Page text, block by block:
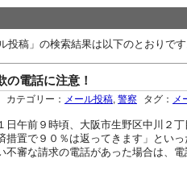
投稿」の検索結果は以下のとおりです
の電話に注意！
カテゴリー： メール投稿 警察 タグ： メ
午前９時頃、大阪市生野区中川２
措置で９０％は返ってきます」といっ
審な請求の電話があった場合は、電